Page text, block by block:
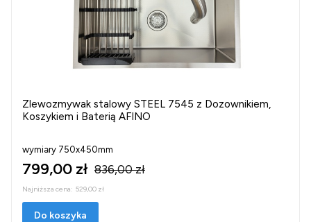
Zlewozmywak stalowy STEEL 7545 z Dozownikiem,
Koszykiem i Baterią AFINO
wymiary 750x450mm
799,00 zł 836,00 zł
Najniższa cena: 529,00 zł
Do koszyka